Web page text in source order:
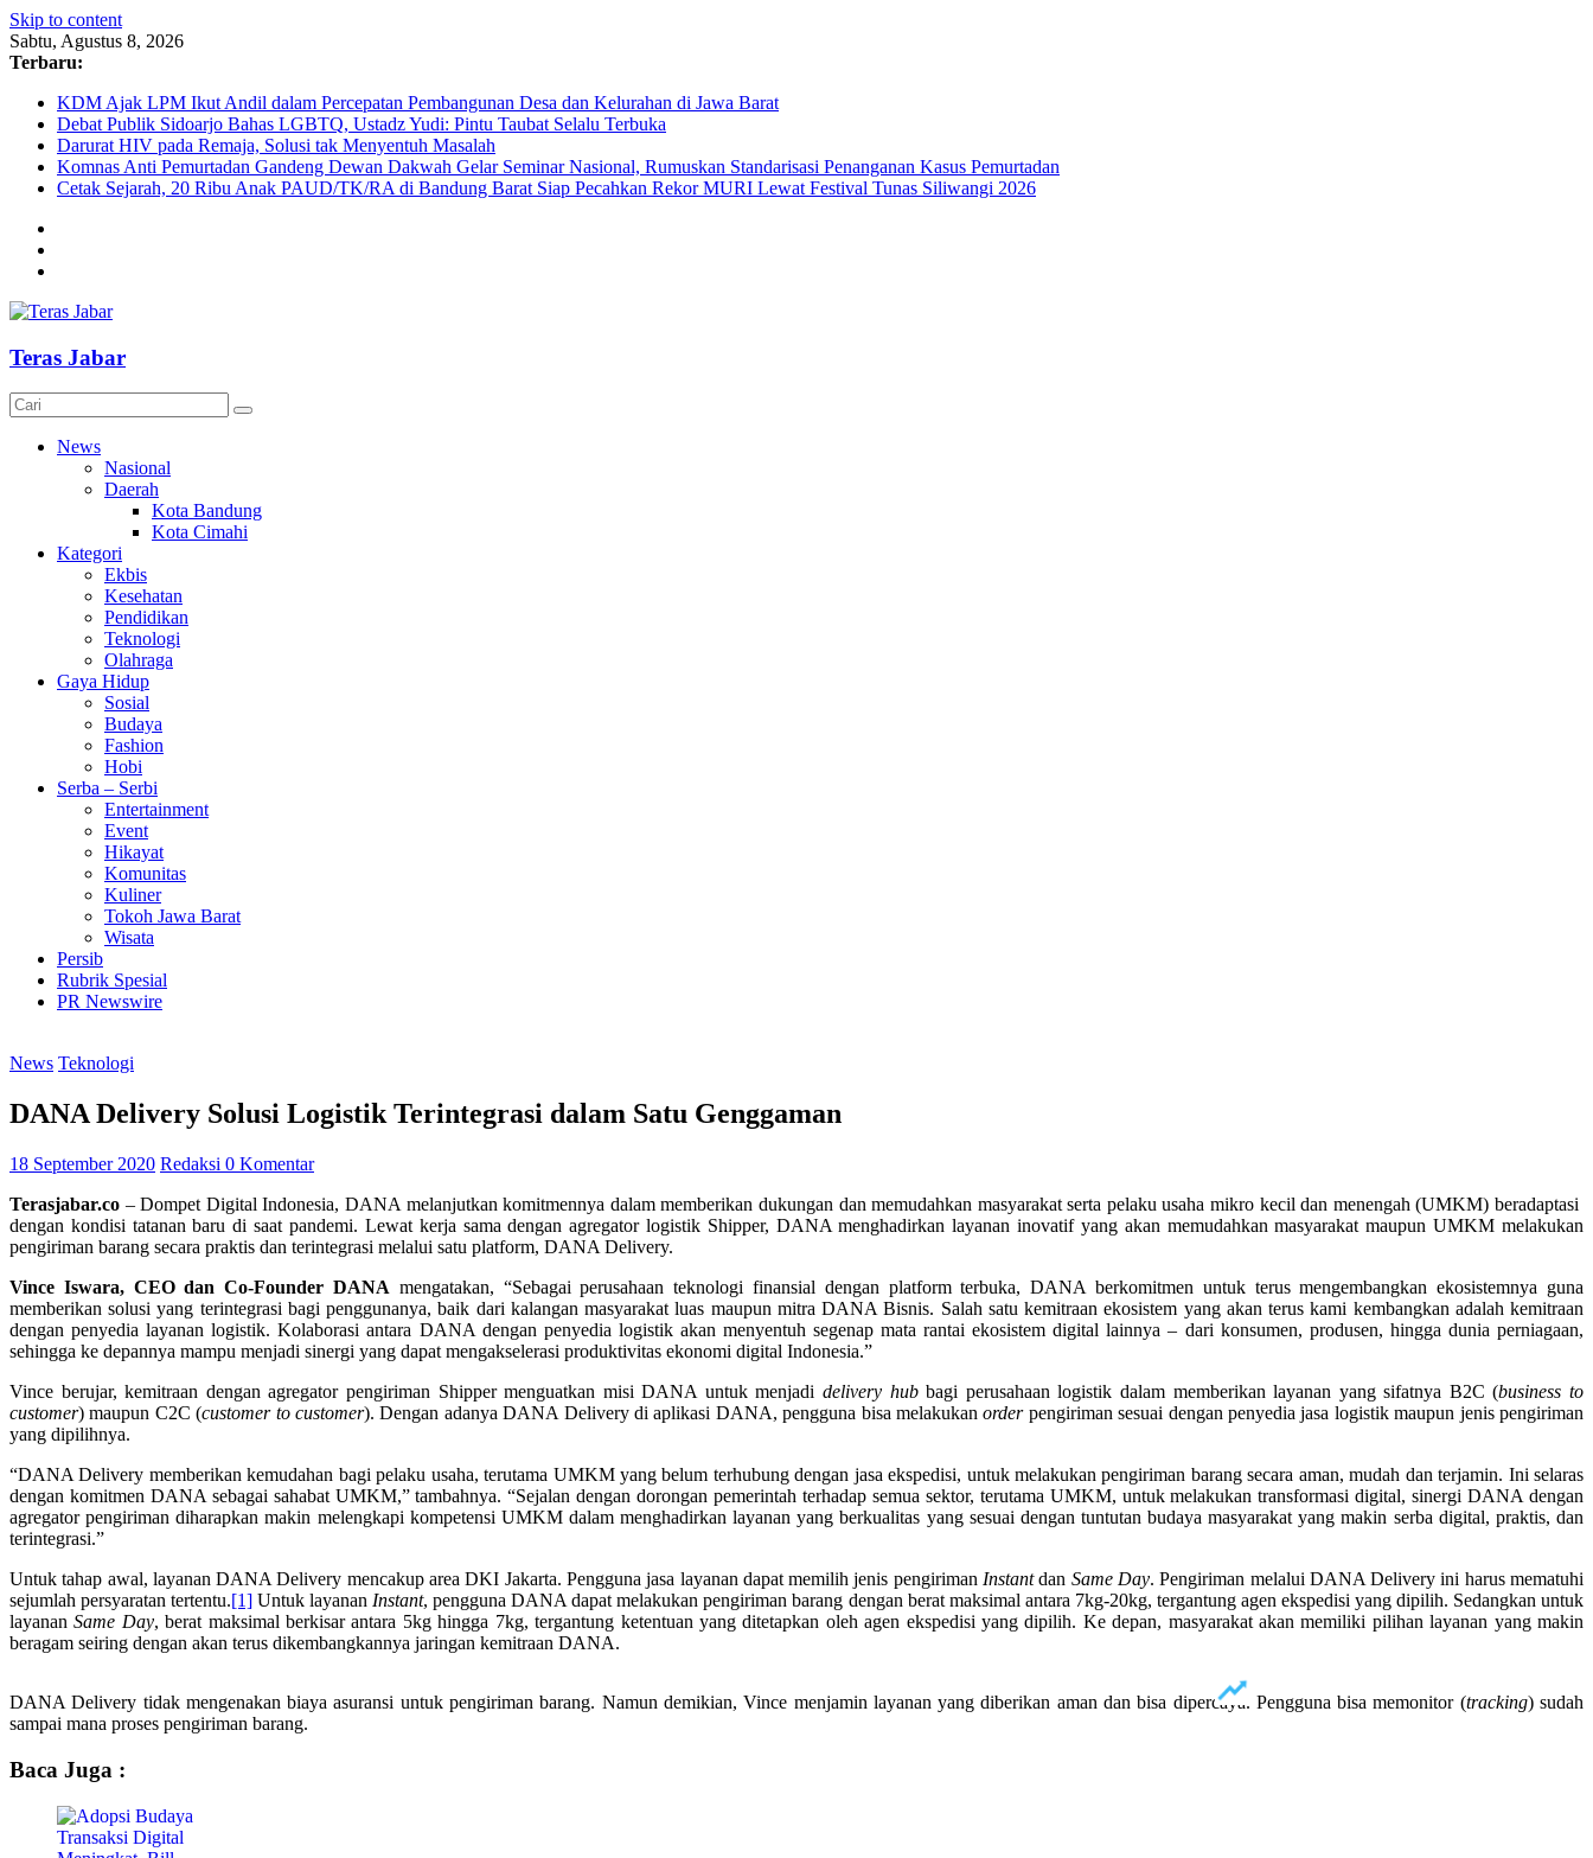
Skip to content
Sabtu, Agustus 8, 2026
Terbaru:
KDM Ajak LPM Ikut Andil dalam Percepatan Pembangunan Desa dan Kelurahan di Jawa Barat
Debat Publik Sidoarjo Bahas LGBTQ, Ustadz Yudi: Pintu Taubat Selalu Terbuka
Darurat HIV pada Remaja, Solusi tak Menyentuh Masalah
Komnas Anti Pemurtadan Gandeng Dewan Dakwah Gelar Seminar Nasional, Rumuskan Standarisasi Penanganan Kasus Pemurtadan
Cetak Sejarah, 20 Ribu Anak PAUD/TK/RA di Bandung Barat Siap Pecahkan Rekor MURI Lewat Festival Tunas Siliwangi 2026
Teras Jabar
News
Nasional
Daerah
Kota Bandung
Kota Cimahi
Kategori
Ekbis
Kesehatan
Pendidikan
Teknologi
Olahraga
Gaya Hidup
Sosial
Budaya
Fashion
Hobi
Serba – Serbi
Entertainment
Event
Hikayat
Komunitas
Kuliner
Tokoh Jawa Barat
Wisata
Persib
Rubrik Spesial
PR Newswire
News Teknologi
DANA Delivery Solusi Logistik Terintegrasi dalam Satu Genggaman
18 September 2020 Redaksi 0 Komentar
Terasjabar.co – Dompet Digital Indonesia, DANA melanjutkan komitmennya dalam memberikan dukungan dan memudahkan masyarakat serta pelaku usaha mikro kecil dan menengah (UMKM) beradaptasi
dengan kondisi tatanan baru di saat pandemi. Lewat kerja sama dengan agregator logistik Shipper, DANA menghadirkan layanan inovatif yang akan memudahkan masyarakat maupun UMKM melakukan
pengiriman barang secara praktis dan terintegrasi melalui satu platform, DANA Delivery.
Vince Iswara, CEO dan Co-Founder DANA mengatakan, “Sebagai perusahaan teknologi finansial dengan platform terbuka, DANA berkomitmen untuk terus mengembangkan ekosistemnya guna
memberikan solusi yang terintegrasi bagi penggunanya, baik dari kalangan masyarakat luas maupun mitra DANA Bisnis. Salah satu kemitraan ekosistem yang akan terus kami kembangkan adalah kemitraan
dengan penyedia layanan logistik. Kolaborasi antara DANA dengan penyedia logistik akan menyentuh segenap mata rantai ekosistem digital lainnya – dari konsumen, produsen, hingga dunia perniagaan,
sehingga ke depannya mampu menjadi sinergi yang dapat mengakselerasi produktivitas ekonomi digital Indonesia.”
Vince berujar, kemitraan dengan agregator pengiriman Shipper menguatkan misi DANA untuk menjadi delivery hubbagi perusahaan logistik dalam memberikan layanan yang sifatnya B2C (business to
customer) maupun C2C (customer to customer). Dengan adanya DANA Delivery di aplikasi DANA, pengguna bisa melakukanorderpengiriman sesuai dengan penyedia jasa logistik maupun jenis pengiriman
yang dipilihnya.
“DANA Delivery memberikan kemudahan bagi pelaku usaha, terutama UMKM yang belum terhubung dengan jasa ekspedisi, untuk melakukan pengiriman barang secara aman, mudah dan terjamin. Ini selaras
dengan komitmen DANA sebagai sahabat UMKM,” tambahnya. “Sejalan dengan dorongan pemerintah terhadap semua sektor, terutama UMKM, untuk melakukan transformasi digital, sinergi DANA dengan
agregator pengiriman diharapkan makin melengkapi kompetensi UMKM dalam menghadirkan layanan yang berkualitas yang sesuai dengan tuntutan budaya masyarakat yang makin serba digital, praktis, dan
terintegrasi.”
Untuk tahap awal, layanan DANA Delivery mencakup area DKI Jakarta. Pengguna jasa layanan dapat memilih jenis pengiriman Instantdan Same Day. Pengiriman melalui DANA Delivery ini harus mematuhi
sejumlah persyaratan tertentu.[1] Untuk layanan Instant, pengguna DANA dapat melakukan pengiriman barang dengan berat maksimal antara 7kg-20kg, tergantung agen ekspedisi yang dipilih. Sedangkan untuk
layananSame Day, berat maksimal berkisar antara 5kg hingga 7kg, tergantung ketentuan yang ditetapkan oleh agen ekspedisi yang dipilih. Ke depan, masyarakat akan memiliki pilihan layanan yang makin
beragam seiring dengan akan terus dikembangkannya jaringan kemitraan DANA.
DANA Delivery tidak mengenakan biaya asuransi untuk pengiriman barang. Namun demikian, Vince menjamin layanan yang diberikan aman dan bisa dipercaya. Pengguna bisa memonitor (tracking) sudah
sampai mana proses pengiriman barang.
Baca Juga :